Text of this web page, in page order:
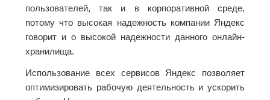
пользователей, так и в корпоративной среде,
потому что высокая надежность компании Яндекс
говорит и о высокой надежности данного онлайн-
хранилища.
Использование всех сервисов Яндекс позволяет
оптимизировать рабочую деятельность и ускорить